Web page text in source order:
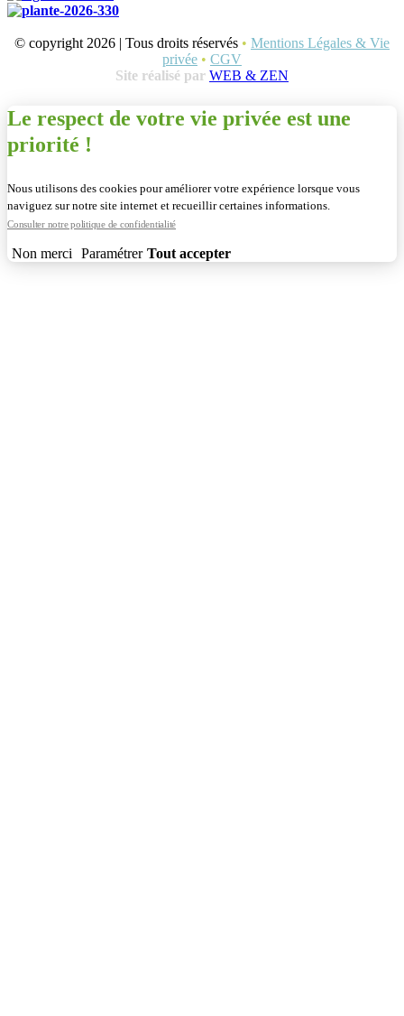
© copyright 2026 | Tous droits réservés • Mentions Légales & Vie
privée • CGV
Site réalisé par WEB & ZEN
Le respect de votre vie privée est une
priorité !
Nous utilisons des cookies pour améliorer votre expérience lorsque vous
naviguez sur notre site internet et recueillir certaines informations.
Consulter notre politique de confidentialité
Non merci Paramétrer Tout accepter